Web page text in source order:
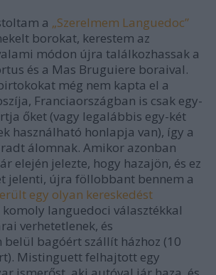
a „Szerelmem Languedoc”
borokat, kerestem az
módon újra találkozhassak a
és a Mas Bruguiere boraival.
még nem kapta el a
Franciaországban is csak egy-
őket (vagy legalábbis egy-két
használható honlapja van), így a
álomnak. Amikor azonban
elején jelezte, hogy hazajön, és ez
jelenti, újra föllobbant bennem a
egy olyan kereskedést
komoly languedoci választékkal
verhetetlenek, és
belül bagóért szállít házhoz (10
Mistinguett felhajtott egy